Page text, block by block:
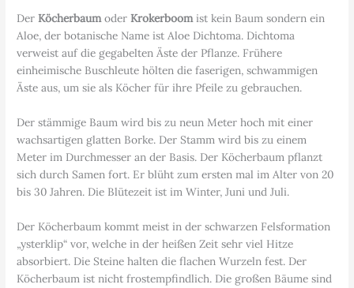
DerKöcherbaumoderKrokerboomist kein Baum sondern ein
Aloe, der botanische Name ist Aloe Dichtoma. Dichtoma
verweist auf die gegabelten Äste der Pflanze. Frühere
einheimische Buschleute hölten die faserigen, schwammigen
Äste aus, um sie als Köcher für ihre Pfeile zu gebrauchen.
Der stämmige Baum wird bis zu neun Meter hoch mit einer
wachsartigen glatten Borke. Der Stamm wird bis zu einem
Meter im Durchmesser an der Basis. Der Köcherbaum pflanzt
sich durch Samen fort. Er blüht zum ersten mal im Alter von 20
bis 30 Jahren. Die Blütezeit ist im Winter, Juni und Juli.
Der Köcherbaum kommt meist in der schwarzen Felsformation
„ysterklip“ vor, welche in der heißen Zeit sehr viel Hitze
absorbiert. Die Steine halten die flachen Wurzeln fest. Der
Köcherbaum ist nicht frostempfindlich. Die großen Bäume sind